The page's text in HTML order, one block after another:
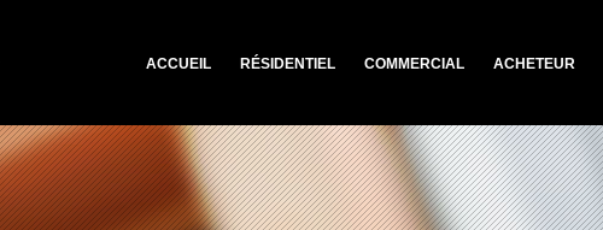
ACCUEIL RÉSIDENTIEL COMMERCIAL ACHETEUR